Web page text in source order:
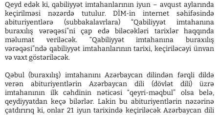
Qeyd edək ki, qabiliyyət imtahanlarının iyun – avqust aylarında
keçirilməsi nəzərdə tutulur. DİM-in internet səhifəsində
abituriyentlərə (subbakalavrlara) “Qabiliyyət imtahanına
buraxılış vərəqəsi”ni çap edə biləcəkləri tarixlər haqqında
məlumat veriləcək. “Qabiliyyət imtahanına buraxılış
vərəqəsi”ndə qabiliyyət imtahanlarının tarixi, keçiriləcəyi ünvan
və vaxt göstəriləcək.
Qəbul (buraxılış) imtahanını Azərbaycan dilindən fərqli dildə
verən abituriyentlərin Azərbaycan dili (dövlət dili) üzrə
imtahanının ilk cəhdinin nəticəsi “qeyri-məqbul” olsa belə,
qeydiyyatdan keçə bilərlər. Lakin bu abituriyentlərin nəzərinə
çatdırırıq ki, onlar 21 iyun tarixində keçiriləcək Azərbaycan dili